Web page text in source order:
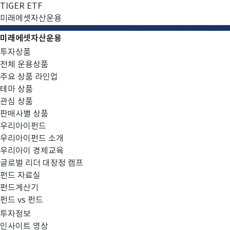
TIGER ETF
미래에셋자산운용
미래에셋자산운용
투자상품
전체 운용상품
주요 상품 라인업
테마 상품
관심 상품
판매사별 상품
우리아이펀드
우리아이펀드 소개
우리아이 경제교육
글로벌 리더 대장정 캠프
펀드 자료실
펀드계산기
펀드 vs 펀드
투자정보
인사이트 영상
기타신흥국
미래에셋브라질러시아업